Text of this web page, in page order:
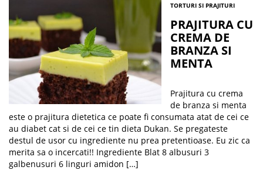
TORTURI SI PRAJITURI
PRAJITURA CU
CREMA DE
BRANZA SI
MENTA
Prajitura cu crema
de branza si menta
este o prajitura dietetica ce poate fi consumata atat de cei ce
au diabet cat si de cei ce tin dieta Dukan. Se pregateste
destul de usor cu ingrediente nu prea pretentioase. Eu zic ca
merita sa o incercati!! Ingrediente Blat 8 albusuri 3
galbenusuri 6 linguri amidon […]